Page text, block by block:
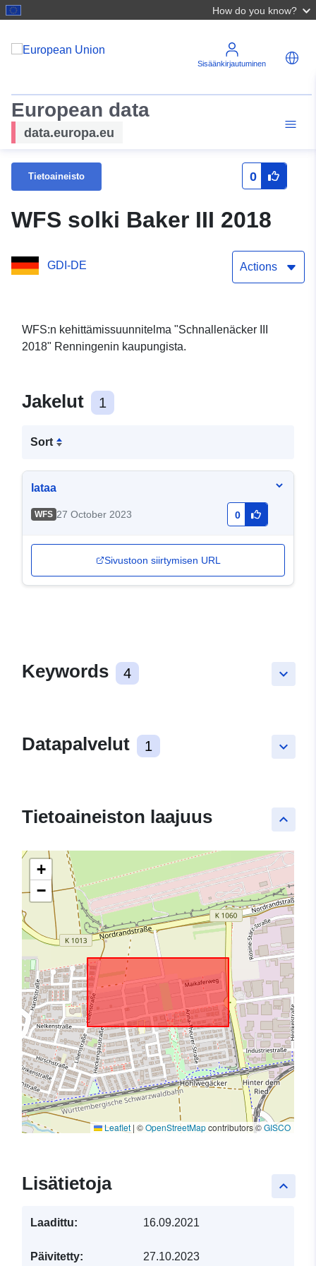
How do you know?
Sisäänkirjautuminen
European data
data.europa.eu
Tietoaineisto 0
WFS solki Baker III 2018
GDI-DE Actions
WFS:n kehittämissuunnitelma "Schnallenäcker III
2018" Renningenin kaupungista.
Jakelut 1
Sort
lataa
WFS 27 October 2023 0
Sivustoon siirtymisen URL
keyboard_arrow_down
Keywords 4
keyboard_arrow_down
Datapalvelut 1
keyboard_arrow_up
Tietoaineiston laajuus
+
−
Leaflet | ©OpenStreetMapcontributors ©GISCO
keyboard_arrow_up
Lisätietoja
Laadittu: 16.09.2021
Päivitetty: 27.10.2023